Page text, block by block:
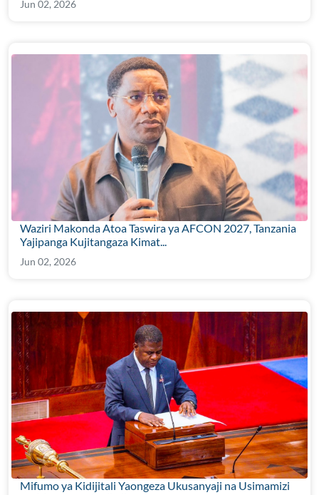
Jun 02, 2026
Waziri Makonda Atoa Taswira ya AFCON 2027, Tanzania
Yajipanga Kujitangaza Kimat...
Jun 02, 2026
Mifumo ya Kidijitali Yaongeza Ukusanyaji na Usimamizi